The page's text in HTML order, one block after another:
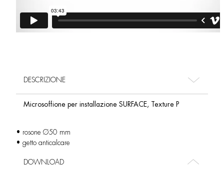
DESCRIZIONE
Microsoffione per installazione SURFACE, Texture P
• rosone Ø50 mm
• getto anticalcare
DOWNLOAD